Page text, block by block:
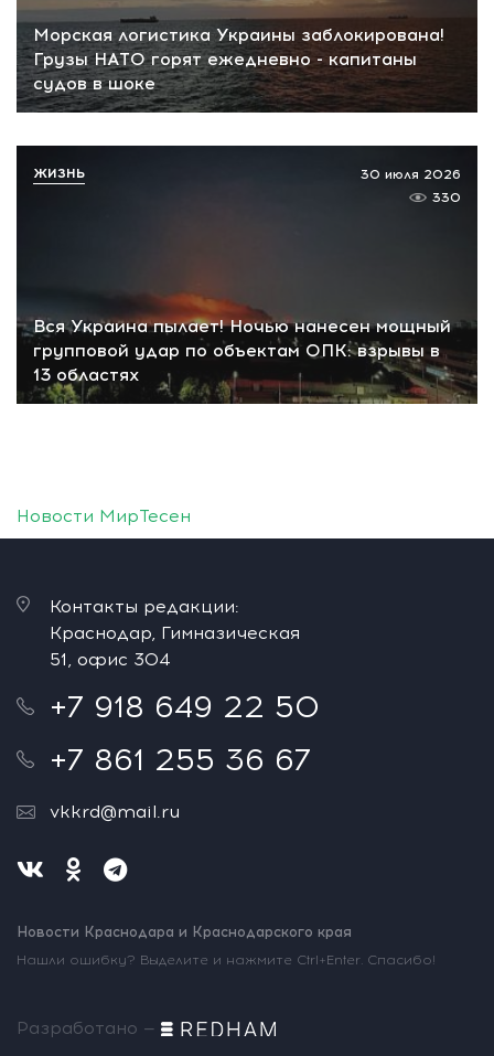
Морская логистика Украины заблокирована!
Грузы НАТО горят ежедневно - капитаны
судов в шоке
Вся Украина пылает! Ночью нанесен мощный
групповой удар по объектам ОПК: взрывы в
13 областях
30 июля 2026
330
ЖИЗНЬ
Новости МирТесен
Контакты редакции:
Краснодар, Гимназическая
51, офис 304
+7 918 649 22 50
+7 861 255 36 67
vkkrd@mail.ru
Новости Краснодара и Краснодарского края
Нашли ошибку? Выделите и нажмите Ctrl+Enter. Спасибо!
Разработано —